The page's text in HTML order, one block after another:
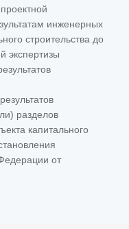
инженерных
строительства до
экспертизы
разделов
капитального
от